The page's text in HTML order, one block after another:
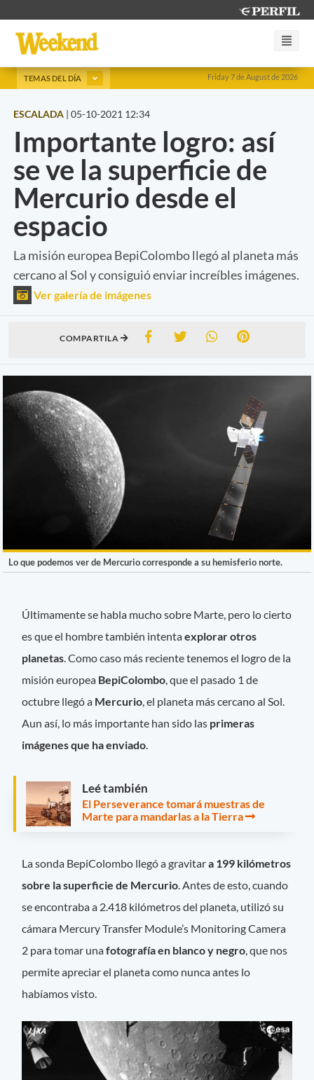
Friday 7 de August de 2026
TEMAS DEL DÍA
ESCALADA | 05-10-2021 12:34
Importante logro: así
se ve la superficie de
Mercurio desde el
espacio
La misión europea BepiColombo llegó al planeta más
cercano al Sol y consiguió enviar increíbles imágenes.
Ver galería de imágenes
COMPARTILA
Lo que podemos ver de Mercurio corresponde a su hemisferio norte.
Últimamente se habla mucho sobre Marte, pero lo cierto
es que el hombre también intentaexplorar otros
planetas . Como caso más reciente tenemos el logro de la
misión europea BepiColombo , que el pasado 1 de
octubre llegó a Mercurio , el planeta más cercano al Sol.
Aun así, lo más importante han sido las primeras
imágenes que ha enviado
Leé también
El Perseverance tomará muestras de
Marte para mandarlas a la Tierra
La sonda BepiColombo llegó a gravitara 199 kilómetros
sobre la superficie de Mercurio. Antes de esto, cuando
se encontraba a 2.418 kilómetros del planeta, utilizó su
cámara Mercury Transfer Module’s Monitoring Camera
2 para tomar unafotografía en blanco y negro, que nos
permite apreciar el planeta como nunca antes lo
habíamos visto.